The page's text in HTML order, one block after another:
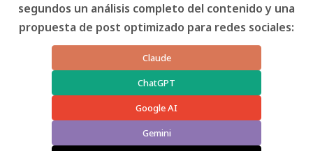
segundos un análisis completo del contenido y una
propuesta de post optimizado para redes sociales:
Claude
ChatGPT
Google AI
Gemini